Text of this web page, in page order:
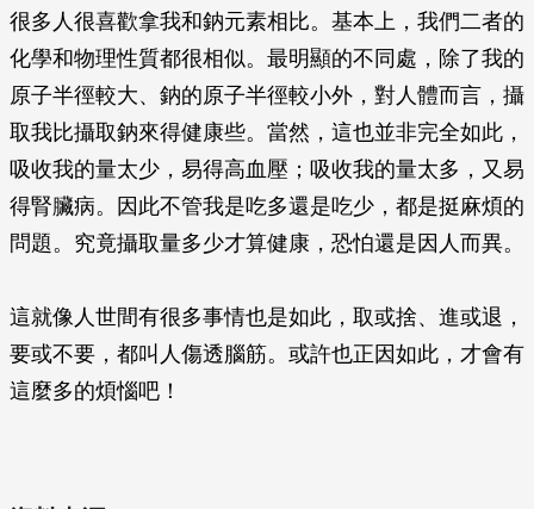
很多人很喜歡拿我和鈉元素相比。基本上，我們二者的
化學和物理性質都很相似。最明顯的不同處，除了我的
原子半徑較大、鈉的原子半徑較小外，對人體而言，攝
取我比攝取鈉來得健康些。當然，這也並非完全如此，
吸收我的量太少，易得高血壓；吸收我的量太多，又易
得腎臟病。因此不管我是吃多還是吃少，都是挺麻煩的
問題。究竟攝取量多少才算健康，恐怕還是因人而異。
這就像人世間有很多事情也是如此，取或捨、進或退，
要或不要，都叫人傷透腦筋。或許也正因如此，才會有
這麼多的煩惱吧！